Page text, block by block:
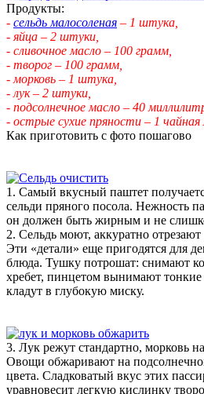
Продукты:
- сельдь малосоленая – 1 штука,
- яйца – 2 штуки,
- сливочное масло – 100 грамм,
- творог – 100 грамм,
- морковь – 1 штука,
- лук – 2 штуки,
- подсолнечное масло – 40
- острые сухие пряности – 1
Как приготовить с фото пошагово
1. Самый вкусный паштет
сельди пряного посола. Нежность
он должен быть жирным и не
2. Сельдь моют, аккуратно
Эти «детали» еще пригодятся для
блюда. Тушку потрошат: снимают
хребет, пинцетом вынимают
кладут в глубокую миску.
3. Лук режут стандартно, морковь
Овощи обжаривают на
цвета. Сладковатый вкус этих
уравновесит легкую кислинку